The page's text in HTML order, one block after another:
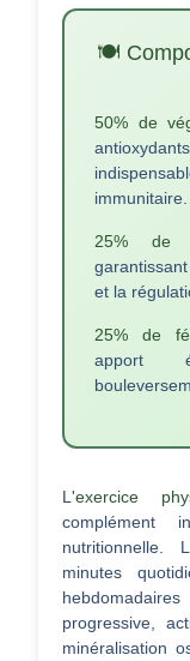
🍽️
50% de
immunitaire.
25% de
et la
25% de
apport
L'exercice
complément
nutritionnelle.
minutes
progressive,
minéralisation